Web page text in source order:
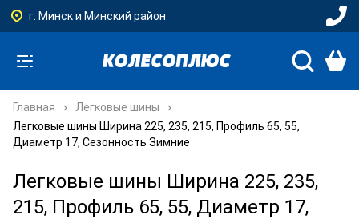
г. Минск и Минский район
Главная
Легковые шины
Легковые шины Ширина 225, 235, 215, Профиль 65, 55,
Диаметр 17, Сезонность Зимние
Легковые шины Ширина 225, 235,
215, Профиль 65, 55, Диаметр 17,